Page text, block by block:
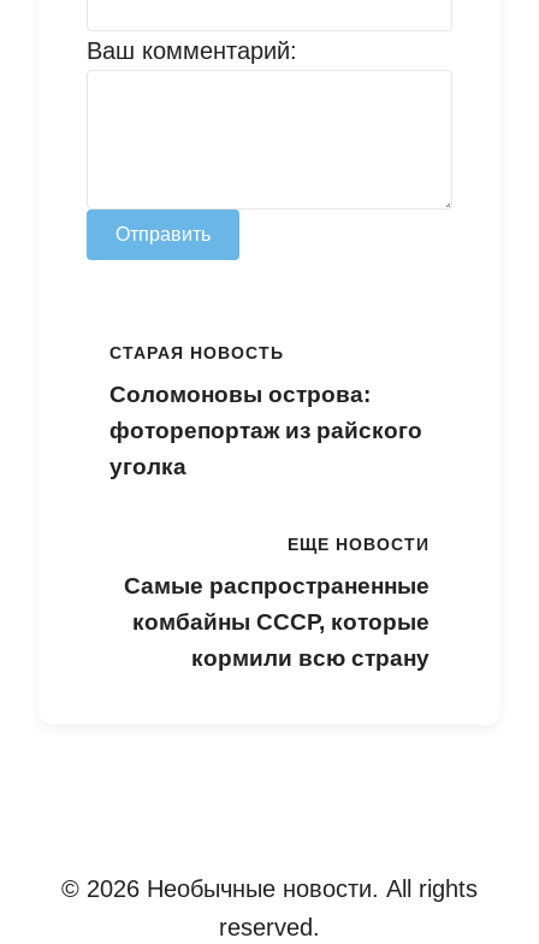
Ваш комментарий:
Отправить
СТАРАЯ НОВОСТЬ
Соломоновы острова:
фоторепортаж из райского
уголка
ЕЩЕ НОВОСТИ
Самые распространенные
комбайны СССР, которые
кормили всю страну
© 2026 Необычные новости. All rights
reserved.